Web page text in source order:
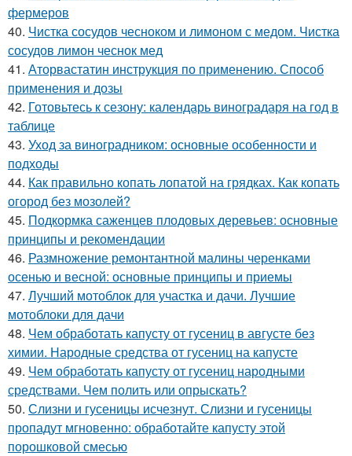
фермеров
40. Чистка сосудов чесноком и лимоном с медом. Чистка
сосудов лимон чеснок мед
41. Аторвастатин инструкция по применению. Способ
применения и дозы
42. Готовьтесь к сезону: календарь виноградаря на год в
таблице
43. Уход за виноградником: основные особенности и
подходы
44. Как правильно копать лопатой на грядках. Как копать
огород без мозолей?
45. Подкормка саженцев плодовых деревьев: основные
принципы и рекомендации
46. Размножение ремонтантной малины черенками
осенью и весной: основные принципы и приемы
47. Лучший мотоблок для участка и дачи. Лучшие
мотоблоки для дачи
48. Чем обработать капусту от гусениц в августе без
химии. Народные средства от гусениц на капусте
49. Чем обработать капусту от гусениц народными
средствами. Чем полить или опрыскать?
50. Слизни и гусеницы исчезнут. Слизни и гусеницы
пропадут мгновенно: обработайте капусту этой
порошковой смесью